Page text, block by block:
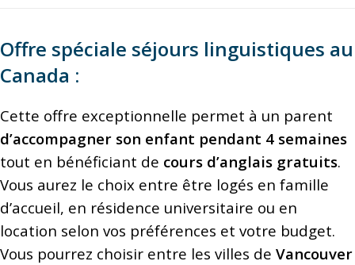
Offre spéciale séjours linguistiques au
Canada :
Cette offre exceptionnelle permet à un parent
d’accompagner son enfant pendant 4 semaines
tout en bénéficiant de cours d’anglais gratuits.
Vous aurez le choix entre être logés en famille
d’accueil, en résidence universitaire ou en
location selon vos préférences et votre budget.
Vous pourrez choisir entre les villes de Vancouver